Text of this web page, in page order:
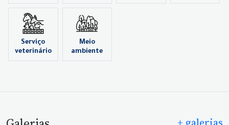
Serviço
veterinário
Meio
ambiente